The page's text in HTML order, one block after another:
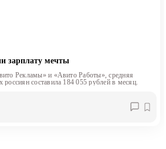
зарплату мечты
Рекламы» и «Авито Работы», средняя
составила 184 055 рублей в месяц.